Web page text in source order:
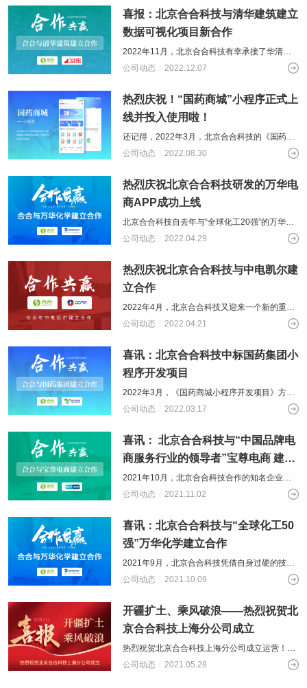
喜报：北京合合科技与清华建筑建立
数据可视化项目新合作
2022年11月，北京合合科技有幸承接了华清安
地的数据可视化项目，通过多渠道获取的大数据
公司动态 2022.12.07
热烈庆祝！“国药商城”小程序正式上
线并投入使用啦！
还记得，2022年3月，北京合合科技的《国药商
城小程序开发项目》方案在评选中成功中标，在
公司动态 2022.08.30
热烈庆祝北京合合科技研发的万华电
商APP成功上线
北京合合科技自去年与“全球化工20强”的万华化
学建立合作，负责研发万华电商平台APP软件系
公司动态 2022.04.29
热烈庆祝北京合合科技与中电凯尔建
立合作
2022年4月，北京合合科技又迎来一个新的重要
国企客户——中电凯尔（CCFM，母公司为中国
公司动态 2022.04.21
喜讯：北京合合科技中标国药集团小
程序开发项目
2022年3月，《国药商城小程序开发项目》方案
评选尘埃落定，经过激烈的公开招标角逐，北京
公司动态 2022.03.17
喜讯： 北京合合科技与“中国品牌电
商服务行业的领导者”宝尊电商 建立
合作
2021年10月，北京合合科技合作的知名企业再
添新员——宝尊电商，宝尊电商是中国品牌电商
公司动态 2021.11.02
喜讯：北京合合科技与“全球化工50
强”万华化学建立合作
2021年9月，北京合合科技凭借自身过硬的技术
水平、丰富的app开发经验、详细的开发解决方
公司动态 2021.10.09
开疆扩土、乘风破浪——热烈祝贺北
京合合科技上海分公司成立
热烈祝贺北京合合科技上海分公司成立运营！合
合的战略版图在添新篇章！北京合合科技，是互
公司动态 2021.05.28